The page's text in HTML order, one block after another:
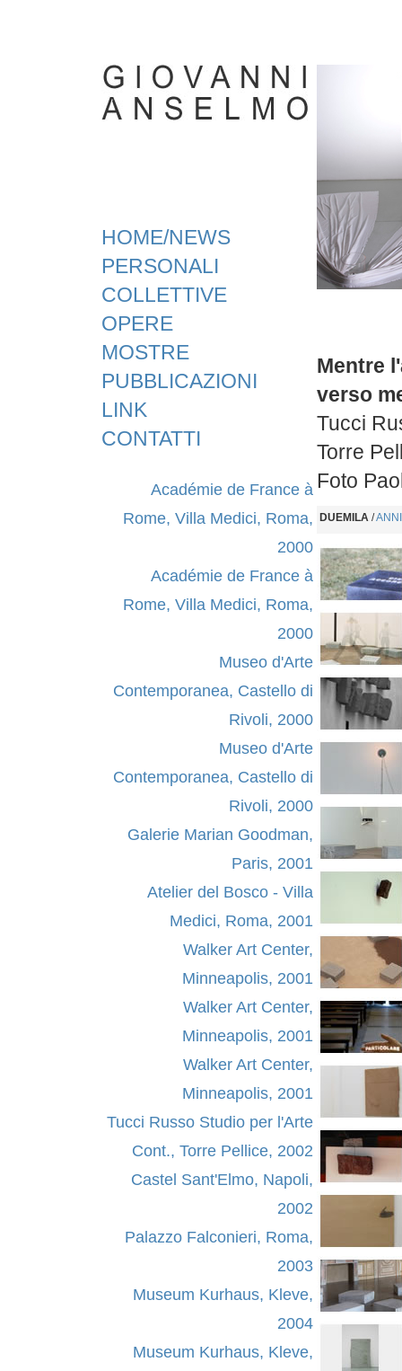
HOME/NEWS
PERSONALI
COLLETTIVE
OPERE
MOSTRE
PUBBLICAZIONI
LINK
CONTATTI
Mentre
verso
Tucci
Torre
Foto
DUEMILA /
Académie de France à
Rome, Villa Medici, Roma,
2000
Académie de France à
Rome, Villa Medici, Roma,
2000
Museo d'Arte
Contemporanea, Castello di
Rivoli, 2000
Museo d'Arte
Contemporanea, Castello di
Rivoli, 2000
Galerie Marian Goodman,
Paris, 2001
Atelier del Bosco - Villa
Medici, Roma, 2001
Walker Art Center,
Minneapolis, 2001
Walker Art Center,
Minneapolis, 2001
Walker Art Center,
Minneapolis, 2001
Tucci Russo Studio per l'Arte
Cont., Torre Pellice, 2002
Castel Sant'Elmo, Napoli,
2002
Palazzo Falconieri, Roma,
2003
Museum Kurhaus, Kleve,
2004
Museum Kurhaus, Kleve,